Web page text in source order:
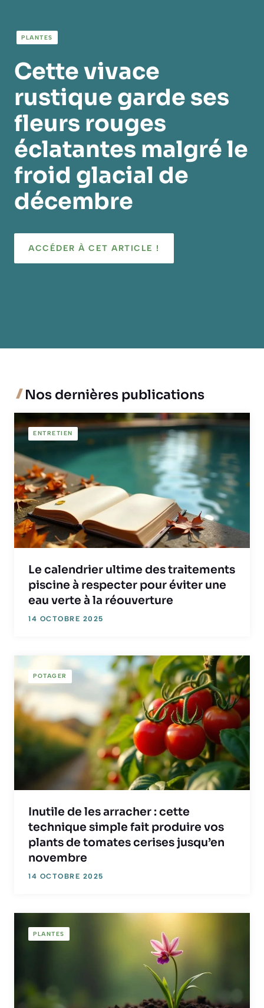
PLANTES
Cette vivace
rustique garde ses
fleurs rouges
éclatantes malgré le
froid glacial de
décembre
ACCÉDER À CET ARTICLE !
Nos dernières publications
ENTRETIEN
Le calendrier ultime des traitements
piscine à respecter pour éviter une
eau verte à la réouverture
14 OCTOBRE 2025
POTAGER
Inutile de les arracher : cette
technique simple fait produire vos
plants de tomates cerises jusqu’en
novembre
14 OCTOBRE 2025
PLANTES